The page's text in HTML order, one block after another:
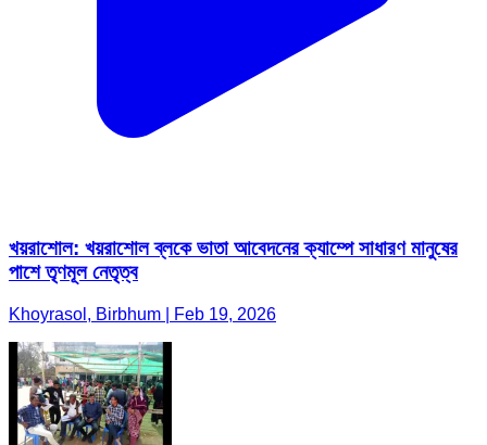
খয়রাশোল: খয়রাশোল ব্লকে ভাতা আবেদনের ক্যাম্পে সাধারণ মানুষের
পাশে তৃণমূল নেতৃত্ব
Khoyrasol, Birbhum | Feb 19, 2026